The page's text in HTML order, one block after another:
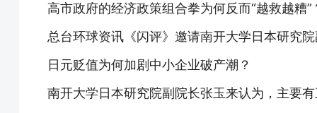
高市政府的经济政策组合拳为何反而“越救越糟”
总台环球资讯《闪评》 邀请南开大学日本研究
日元贬值为何加剧中小企业破产潮？
南开大学日本研究院副院长张玉来认为，主要